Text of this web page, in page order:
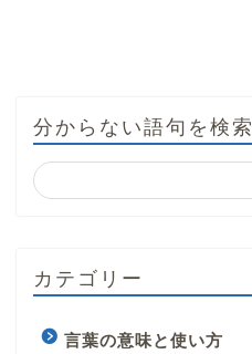
分からない語句を検索
カテゴリー
言葉の意味と使い方